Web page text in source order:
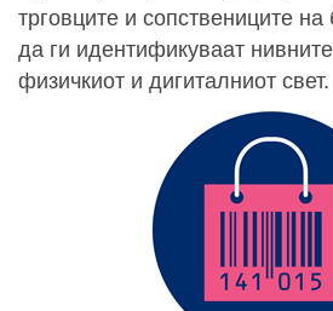
трговците и сопствениците на
да ги идентификуваат
физичкиот и дигиталниот свет.